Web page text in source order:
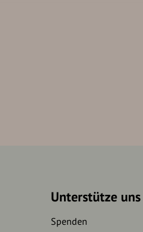
Unterstütze uns
Spenden